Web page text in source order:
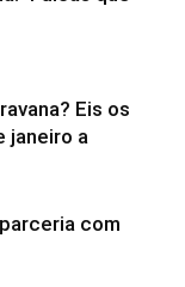
Eis os
janeiro a
com